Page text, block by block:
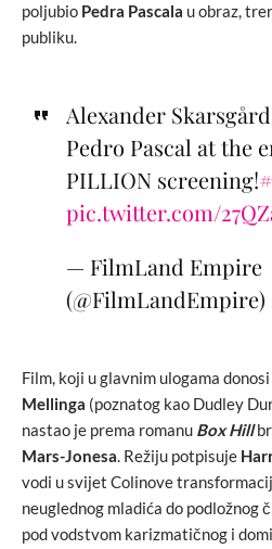
poljubio Pedra Pascala u obraz,
publiku.
Alexander
Pedro Pascal at the
PILLION screening!
pic.twitter.com/
— FilmLand Empire
(@FilmLandEmpire)
Film, koji u glavnim ulogama
Mellinga (poznatog kao Dudley
nastao je prema romanu Box Hill
Mars-Jonesa. Režiju potpisuje
vodi u svijet Colinove
neuglednog mladića do podložnog
pod vodstvom karizmatičnog i